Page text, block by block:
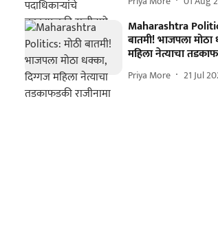
Maharashtra
बातमी! भाजपला
महिला नेत्याचा
Priya More 21 Jul